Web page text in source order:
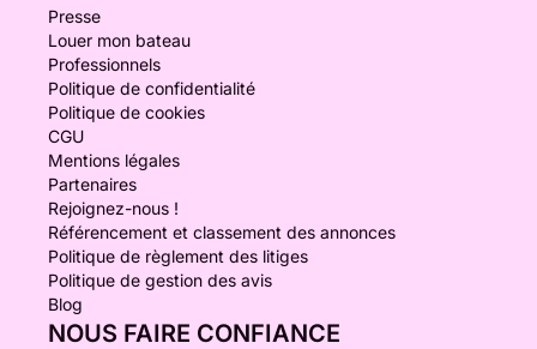
Presse
Louer mon bateau
Professionnels
Politique de confidentialité
Politique de cookies
CGU
Mentions légales
Partenaires
Rejoignez-nous !
Référencement et classement des annonces
Politique de règlement des litiges
Politique de gestion des avis
Blog
NOUS FAIRE CONFIANCE